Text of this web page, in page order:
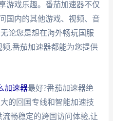
游戏乐趣。番茄加速器不仅
国内的其他游戏、视频、音
论您是想在海外畅玩国服
,番茄加速器都能为您提供
加速器最好?番茄加速器绝
的回国专线和智能加速技
畅稳定的跨国访问体验,让